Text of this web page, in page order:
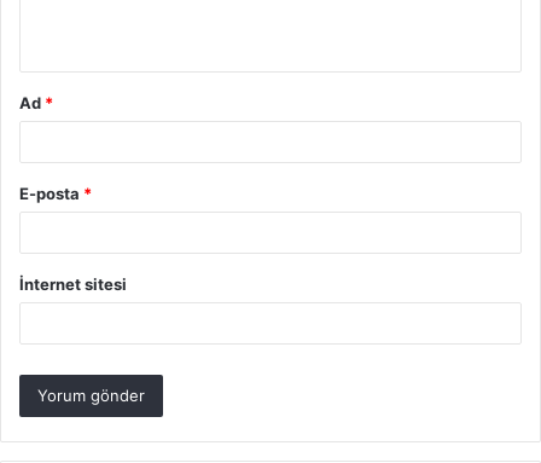
Ad *
E-posta *
İnternet sitesi